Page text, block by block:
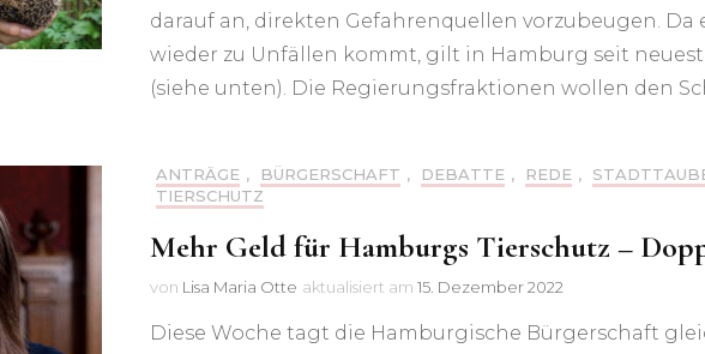
darauf an, direkten Gefahrenquellen vorzubeugen.
wieder zu Unfällen kommt, gilt in Hamburg seit
(siehe unten). Die Regierungsfraktionen wollen den
ANTRÄGE , BÜRGERSCHAFT , DEBATTE , REDE ,
TIERSCHUTZ
Mehr Geld für Hamburgs Tierschutz –
von Lisa Maria Otte aktualisiert am 15. Dezember 2022
Diese Woche tagt die Hamburgische Bürgerschaft